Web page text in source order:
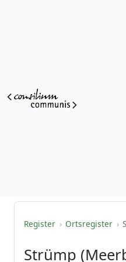
Register › Ortsregister ›
Strümp